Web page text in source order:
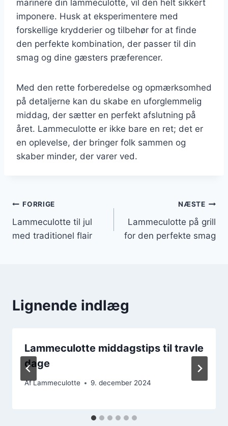
marinere din lammeculotte, vil den helt sikkert
imponere. Husk at eksperimentere med
forskellige krydderier og tilbehør for at finde
den perfekte kombination, der passer til din
smag og dine gæsters præferencer.
Med den rette forberedelse og opmærksomhed
på detaljerne kan du skabe en uforglemmelig
middag, der sætter en perfekt afslutning på
året. Lammeculotte er ikke bare en ret; det er
en oplevelse, der bringer folk sammen og
skaber minder, der varer ved.
Indlægsnavigation
FORRIGE
Lammeculotte til jul
med traditionel flair
NÆSTE
Lammeculotte på grill
for den perfekte smag
Lignende indlæg
Lammeculotte middagstips til travle
dage
AfLammeculotte 9. december 2024